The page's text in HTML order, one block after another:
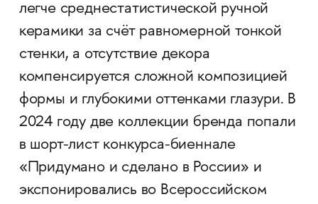
легче среднестатистической ручной
керамики за счёт равномерной тонкой
стенки, а отсутствие декора
компенсируется сложной композицией
формы и глубокими оттенками глазури. В
2024 году две коллекции бренда попали
в шорт-лист конкурса-биеннале
«Придумано и сделано в России» и
экспонировались во Всероссийском